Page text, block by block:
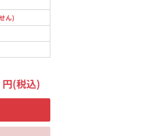
ん)
円(税込)